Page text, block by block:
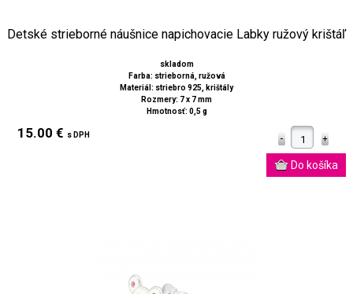
Detské strieborné náušnice napichovacie Labky ružový krištáľ
skladom
Farba: strieborná, ružová
Materiál: striebro 925, krištály
Rozmery: 7 x 7 mm
Hmotnosť: 0,5 g
15.00 € s DPH